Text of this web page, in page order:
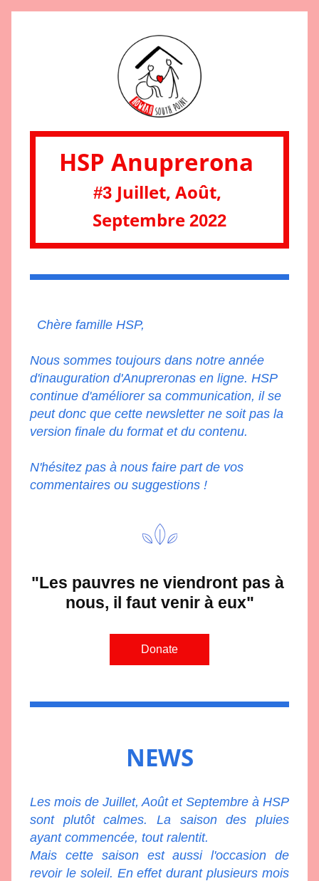
HSP Anuprerona
#3 Juillet, Août,
Septembre 2022
Chère famille HSP,
Nous sommes toujours dans notre année
d'inauguration d'Anupreronas en ligne. HSP
continue d'améliorer sa communication, il se
peut donc que cette newsletter ne soit pas la
version finale du format et du contenu.
N'hésitez pas à nous faire part de vos
commentaires ou suggestions !
"Les pauvres ne viendront pas à
nous, il faut venir à eux"
Donate
NEWS
Les mois de Juillet, Août et Septembre à HSP
sont plutôt calmes. La saison des pluies
ayant commencée, tout ralentit.
Mais cette saison est aussi l'occasion de
revoir le soleil. En effet durant plusieurs mois